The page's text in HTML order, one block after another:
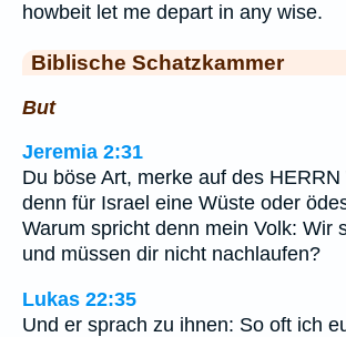
howbeit let me depart in any wise.
Biblische Schatzkammer
But
Jeremia 2:31
Du böse Art, merke auf des
denn für Israel eine Wüste oder
Warum spricht denn mein Volk: Wir
und müssen dir nicht nachlaufen?
Lukas 22:35
Und er sprach zu ihnen: So oft ich